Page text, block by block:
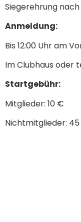
Siegerehrung
Anmeldung:
Bis 12:00 Uhr am
Im Clubhaus oder
Startgebühr:
Mitglieder: 10 €
Nichtmitglieder: